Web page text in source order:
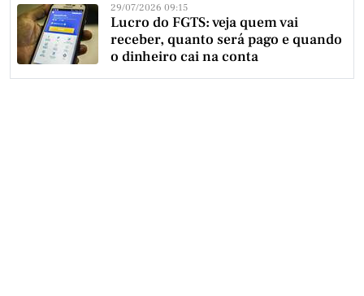
29/07/2026 09:15
Lucro do FGTS: veja quem vai
receber, quanto será pago e quando
o dinheiro cai na conta